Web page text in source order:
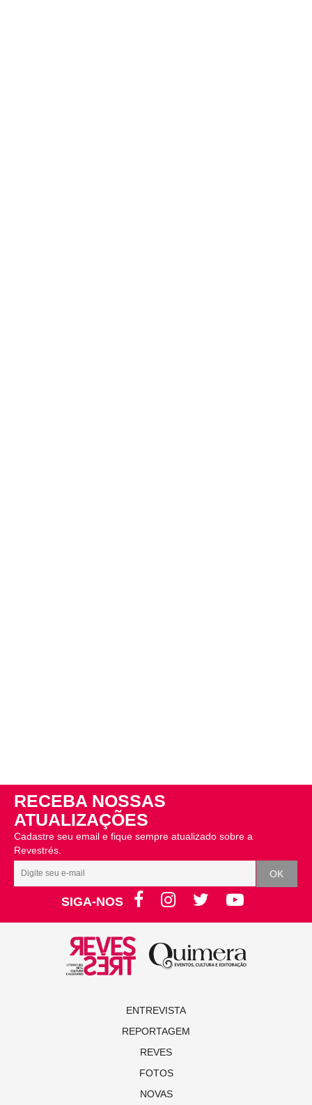
RECEBA NOSSAS
ATUALIZAÇÕES
Cadastre seu email e fique sempre atualizado sobre a
Revestrés.
SIGA-NOS
ENTREVISTA
REPORTAGEM
REVES
FOTOS
NOVAS